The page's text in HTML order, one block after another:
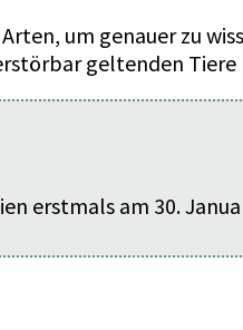
um genauer zu
geltenden
erstmals am 30.